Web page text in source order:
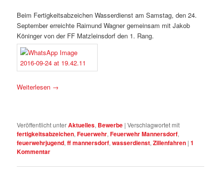
Beim Fertigkeitsabzeichen Wasserdienst am Samstag, den 24.
September erreichte Raimund Wagner gemeinsam mit Jakob
Köninger von der FF Matzleinsdorf den 1. Rang.
Weiterlesen →
Veröffentlicht unterAktuelles, Bewerbe |Verschlagwortet mit
fertigkeitsabzeichen,Feuerwehr,Feuerwehr Mannersdorf,
feuerwehrjugend,ff mannersdorf,wasserdienst,Zillenfahren |1
Kommentar